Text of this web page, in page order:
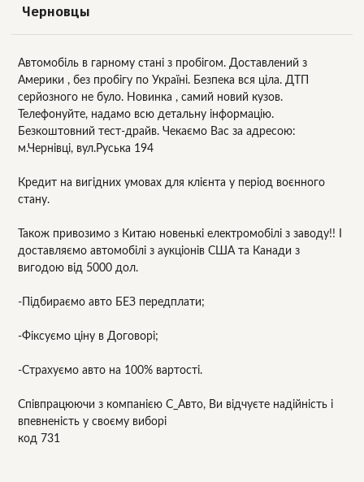
Черновцы
Автомобіль в гарному стані з пробігом. Доставлений з
Америки , без пробігу по Україні. Безпека вся ціла. ДТП
серйозного не було. Новинка , самий новий кузов.
Телефонуйте, надамо всю детальну інформацію.
Безкоштовний тест-драйв. Чекаємо Вас за адресою:
м.Чернівці, вул.Руська 194
Кредит на вигідних умовах для клієнта у період воєнного
стану.
Також привозимо з Китаю новенькі електромобілі з заводу!! І
доставляємо автомобілі з аукціонів США та Канади з
вигодою від 5000 дол.
-Підбираємо авто БЕЗ передплати;
-Фіксуємо ціну в Договорі;
-Страхуємо авто на 100% вартості.
Співпрацюючи з компанією С_Авто, Ви відчуєте надійність і
впевненість у своєму виборі
код 731